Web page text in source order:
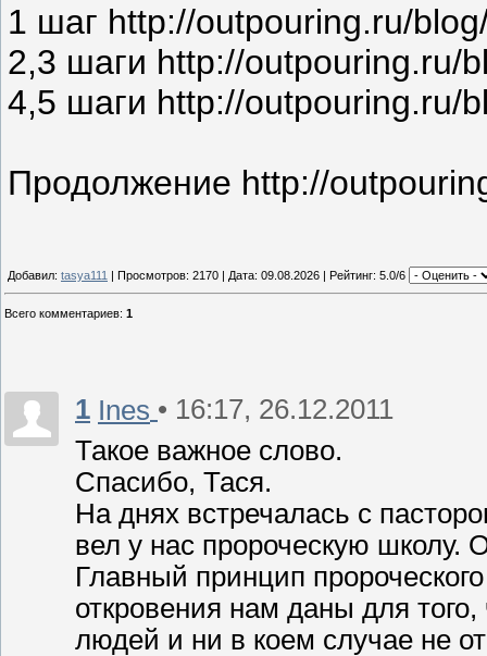
1 шаг http://outpouring.ru/
2,3 шаги http://outpouring.ru/
4,5 шаги http://outpouring.ru/
Продолжение http://
Добавил: tasya111 | Просмотров: 2170 | Дата: 09.08.2026 | Рейтинг: 5.0/6
Всего комментариев: 1
1 Ines • 16:17, 26.12.2011
Такое важное слово.
Спасибо, Тася.
На днях встречалась с
вел у нас пророческую школу.
Главный принцип
откровения нам даны для
людей и ни в коем случае не